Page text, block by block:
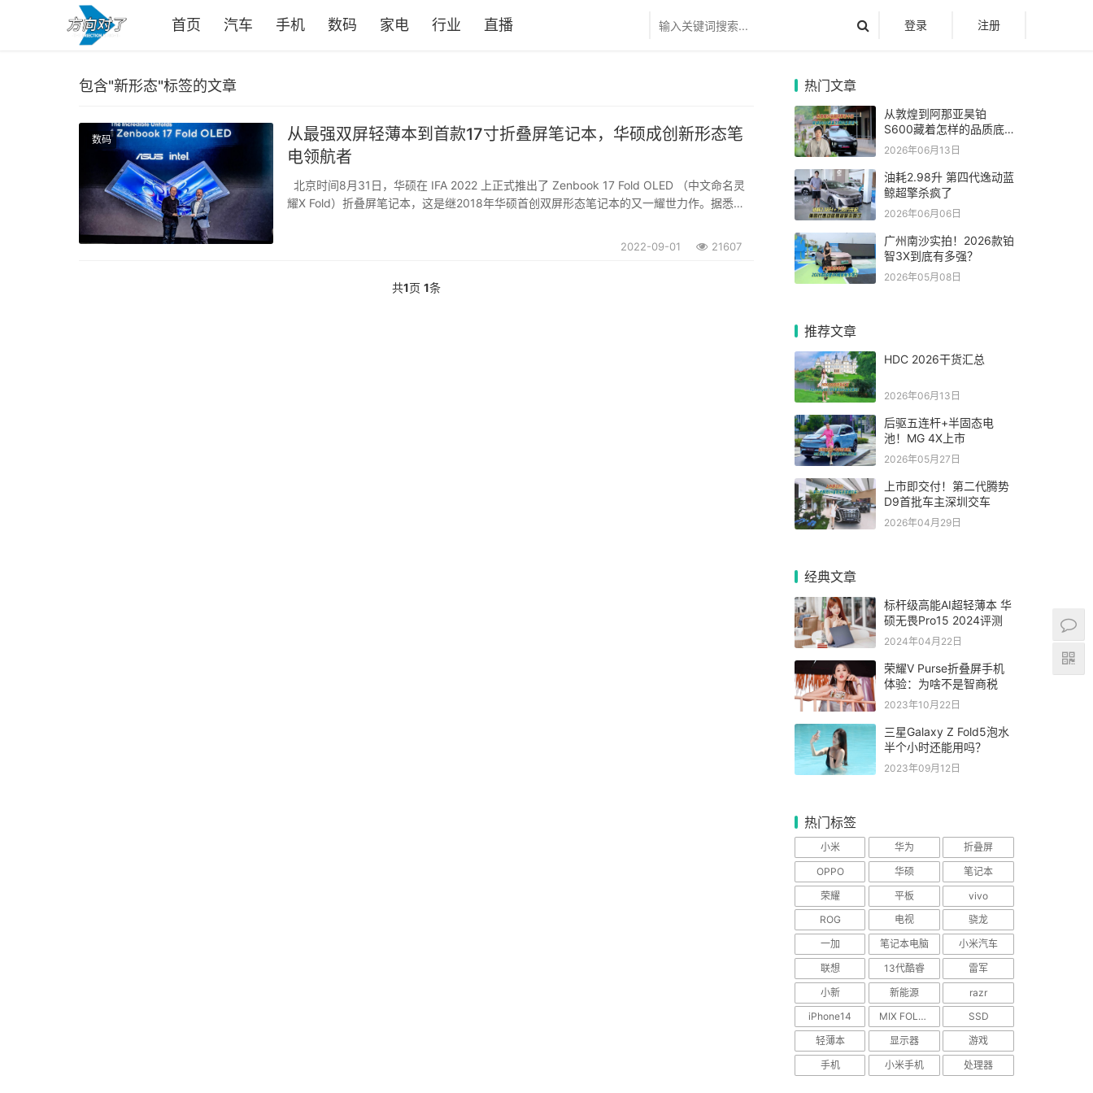
登录 注册
首页 汽车 手机 数码 家电 行业 直播
包含"新形态"标签的文章
数码
从最强双屏轻薄本到首款17寸折叠屏笔记本，华硕成创新形态笔
电领航者
北京时间8月31日，华硕在 IFA 2022 上正式推出了 Zenbook 17 Fold OLED （中文命名灵
耀X Fold）折叠屏笔记本，这是继2018年华硕首创双屏形态笔记本的又一耀世力作。据悉华
2022-09-01 21607
共1页 1条
热门文章
从敦煌到阿那亚昊铂
S600藏着怎样的品质底
气
2026年06月13日
油耗2.98升 第四代逸动蓝
鲸超擎杀疯了
2026年06月06日
广州南沙实拍！2026款铂
智3X到底有多强？
2026年05月08日
推荐文章
HDC 2026干货汇总
2026年06月13日
后驱五连杆+半固态电
池！MG 4X上市
2026年05月27日
上市即交付！第二代腾势
D9首批车主深圳交车
2026年04月29日
经典文章
标杆级高能AI超轻薄本 华
硕无畏Pro15 2024评测
2024年04月22日
荣耀V Purse折叠屏手机
体验：为啥不是智商税
2023年10月22日
三星Galaxy Z Fold5泡水
半个小时还能用吗？
2023年09月12日
热门标签
小米 华为
折叠屏
OPPO
华硕
笔记本
荣耀
平板
vivo
ROG
电视
骁龙
一加
笔记本电脑
小米汽车
联想
13代酷睿
雷军
小新
新能源
razr
iPhone14
MIX FOLD 2
SSD
轻薄本
显示器
游戏
手机
小米手机 处理器